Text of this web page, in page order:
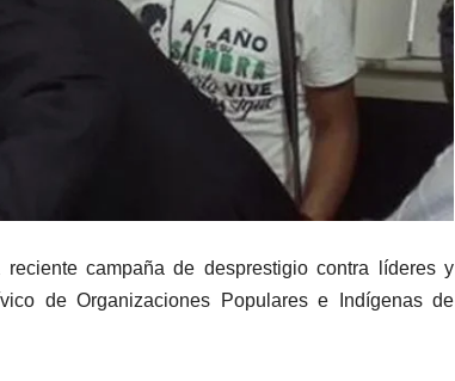
campaña de desprestigio contra líderes y
de Organizaciones Populares e Indígenas de